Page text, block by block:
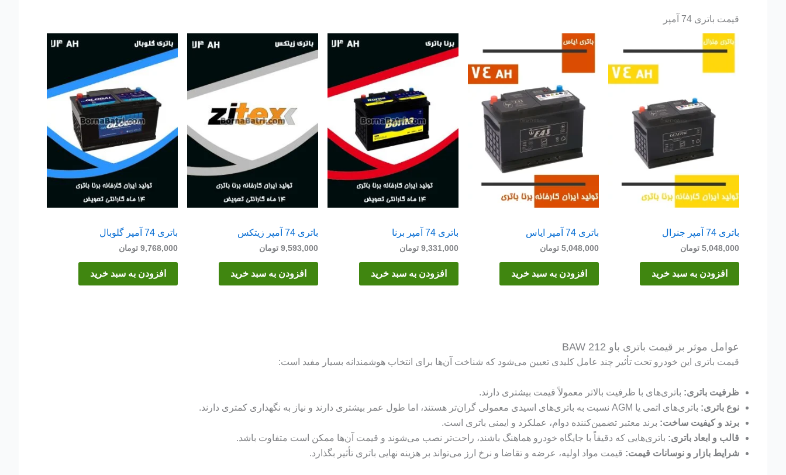
قیمت باتری 74 آمپر
باتری 74 آمپر جنرال
5,048,000 تومان
افزودن به سبد خرید
باتری 74 آمپر ایاس
5,048,000 تومان
افزودن به سبد خرید
باتری 74 آمپر برنا
9,331,000 تومان
افزودن به سبد خرید
باتری 74 آمپر زیتکس
9,593,000 تومان
افزودن به سبد خرید
باتری 74 آمپر گلوبال
9,768,000 تومان
افزودن به سبد خرید
عوامل موثر بر قیمت باتری باو BAW 212
قیمت باتری این خودرو تحت تأثیر چند عامل کلیدی تعیین می‌شود که شناخت آن‌ها برای انتخاب هوشمندانه بسیار مفید است:
ظرفیت باتری: باتری‌های با ظرفیت بالاتر معمولاً قیمت بیشتری دارند.
نوع باتری: باتری‌های اتمی یا AGM نسبت به باتری‌های اسیدی معمولی گران‌تر هستند، اما طول عمر بیشتری دارند و نیاز به نگهداری کمتری دارند.
برند و کیفیت ساخت: برند معتبر تضمین‌کننده دوام، عملکرد و ایمنی باتری است.
قالب و ابعاد باتری: باتری‌هایی که دقیقاً با جایگاه خودرو هماهنگ باشند، راحت‌تر نصب می‌شوند و قیمت آن‌ها ممکن است متفاوت باشد.
شرایط بازار و نوسانات قیمت: قیمت مواد اولیه، عرضه و تقاضا و نرخ ارز می‌تواند بر هزینه نهایی باتری تأثیر بگذارد.